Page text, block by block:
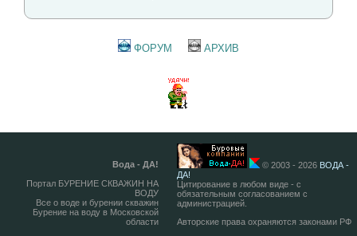
ФОРУМ АРХИВ
Вода - ДА!
Портал БУРЕНИЕ СКВАЖИН НА
ВОДУ
Все о воде и бурении скважин
Бурение на воду в Московской
области
© 2003 - 2026 ВОДА -
ДА!
Цитирование в любом виде - с
обязательным согласованием с
администрацией.
Авторские права охраняются законами РФ